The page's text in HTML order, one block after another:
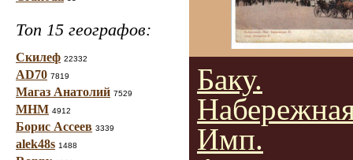
Топ 15 географов:
Скилеф 22332
AD70 7819
Магаз Анатолий 7529
МНМ 4912
Борис Ассеев 3339
alek48s 1488
Баку.
Имп.